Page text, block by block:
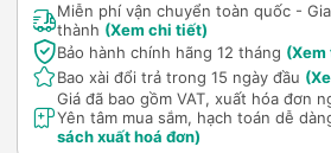
Miễn phí vận chuyển toàn quốc -
thành (Xem chi tiết)
Bảo hành chính hãng 12 tháng (Xem
Bao xài đổi trả trong 15 ngày đầu
Giá đã bao gồm VAT, xuất hóa đơn
Yên tâm mua sắm, hạch toán dễ
sách xuất hoá đơn)